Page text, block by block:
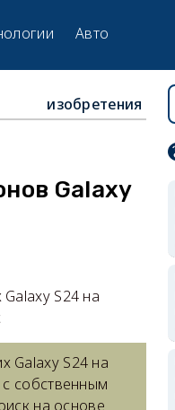
Авто
изобретения
Galaxy
S24 на
Galaxy S24 на
собственным
на основе